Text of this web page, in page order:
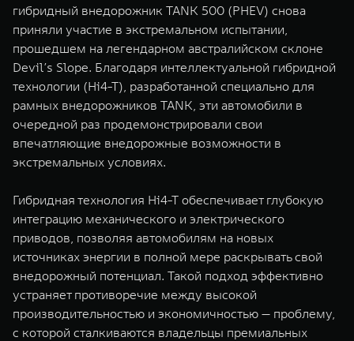
гибридный внедорожник TANK 500 (PHEV) снова
приняли участие в экстремальном испытании,
прошедшем на легендарном австралийском склоне
Devil’s Slope. Благодаря интеллектуальной гибридной
технологии (Hi4-T), разработанной специально для
рамных внедорожников TANK, эти автомобили в
очередной раз продемонстрировали свои
впечатляющие внедорожные возможности в
экстремальных условиях.
Гибридная технология Hi4-T обеспечивает глубокую
интеграцию механического и электрического
приводов, позволяя автомобилям на новых
источниках энергии в полной мере раскрывать свой
внедорожный потенциал. Такой подход эффективно
устраняет противоречие между высокой
производительностью и экономичностью — проблему,
с которой сталкиваются владельцы премиальных